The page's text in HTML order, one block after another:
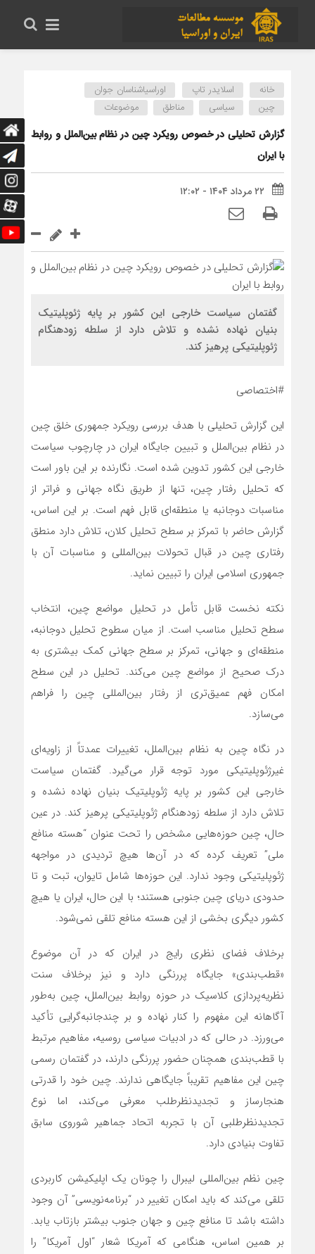
خانه اسلایدر تاپ
اوراسیاشناسان جوان
چین
سیاسی مناطق موضوعات
گزارش تحلیلی در خصوص رویکرد چین در نظام بین‌الملل و روابط
با ایران
۲۲ مرداد ۱۴۰۴ - ۱۲:۰۲
گفتمان سیاست خارجی این کشور بر پایه ژئوپلیتیک
بنیان نهاده نشده و تلاش دارد از سلطه زودهنگام
ژئوپلیتیکی پرهیز کند.
#اختصاصی
این گزارش تحلیلی با هدف بررسی رویکرد جمهوری خلق چین
در نظام بین‌الملل و تبیین جایگاه ایران در چارچوب سیاست
خارجی این کشور تدوین شده است. نگارنده بر این باور است
که تحلیل رفتار چین، تنها از طریق نگاه جهانی و فراتر از
مناسبات دوجانبه یا منطقه‌ای قابل فهم است. بر این اساس،
گزارش حاضر با تمرکز بر سطح تحلیل کلان، تلاش دارد منطق
رفتاری چین در قبال تحولات بین‌المللی و مناسبات آن با
جمهوری اسلامی ایران را تبیین نماید.
نکته نخست قابل تأمل در تحلیل مواضع چین، انتخاب
سطح تحلیل مناسب است. از میان سطوح تحلیل دوجانبه،
منطقه‌ای و جهانی، تمرکز بر سطح جهانی کمک بیشتری به
درک صحیح از مواضع چین می‌کند. تحلیل در این سطح
امکان فهم عمیق‌تری از رفتار بین‌المللی چین را فراهم
می‌سازد.
در نگاه چین به نظام بین‌الملل، تغییرات عمدتاً از زاویه‌ای
غیرژئوپلیتیکی مورد توجه قرار می‌گیرد. گفتمان سیاست
خارجی این کشور بر پایه ژئوپلیتیک بنیان نهاده نشده و
تلاش دارد از سلطه زودهنگام ژئوپلیتیکی پرهیز کند. در عین
حال، چین حوزه‌هایی مشخص را تحت عنوان “هسته منافع
ملی” تعریف کرده که در آن‌ها هیچ تردیدی در مواجهه
ژئوپلیتیکی وجود ندارد. این حوزه‌ها شامل تایوان، تبت و تا
حدودی دریای چین جنوبی هستند؛ با این حال، ایران یا هیچ
کشور دیگری بخشی از این هسته منافع تلقی نمی‌شود.
برخلاف فضای نظری رایج در ایران که در آن موضوع
«قطب‌بندی» جایگاه پررنگی دارد و نیز برخلاف سنت
نظریه‌پردازی کلاسیک در حوزه روابط بین‌الملل، چین به‌طور
آگاهانه این مفهوم را کنار نهاده و بر چندجانبه‌گرایی تأکید
می‌ورزد. در حالی که در ادبیات سیاسی روسیه، مفاهیم مرتبط
با قطب‌بندی همچنان حضور پررنگی دارند، در گفتمان رسمی
چین این مفاهیم تقریباً جایگاهی ندارند. چین خود را قدرتی
هنجارساز و تجدیدنظرطلب معرفی می‌کند، اما نوع
تجدیدنظرطلبی آن با تجربه اتحاد جماهیر شوروی سابق
تفاوت بنیادی دارد.
چین نظم بین‌المللی لیبرال را چونان یک اپلیکیشن کاربردی
تلقی می‌کند که باید امکان تغییر در “برنامه‌نویسی” آن وجود
داشته باشد تا منافع چین و جهان جنوب بیشتر بازتاب یابد.
بر همین اساس، هنگامی که آمریکا شعار “اول آمریکا” را